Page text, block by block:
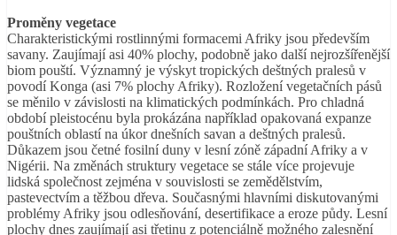
Proměny vegetace
Charakteristickými rostlinnými formacemi Afriky jsou především
savany. Zaujímají asi 40% plochy, podobně jako další nejrozšířenější
biom pouští. Významný je výskyt tropických deštných pralesů v
povodí Konga (asi 7% plochy Afriky). Rozložení vegetačních pásů
se měnilo v závislosti na klimatických podmínkách. Pro chladná
období pleistocénu byla prokázána například opakovaná expanze
pouštních oblastí na úkor dnešních savan a deštných pralesů.
Důkazem jsou četné fosilní duny v lesní zóně západní Afriky a v
Nigérii. Na změnách struktury vegetace se stále více projevuje
lidská společnost zejména v souvislosti se zemědělstvím,
pastevectvím a těžbou dřeva. Současnými hlavními diskutovanými
problémy Afriky jsou odlesňování, desertifikace a eroze půdy. Lesní
plochy dnes zaujímají asi třetinu z potenciálně možného zalesnění